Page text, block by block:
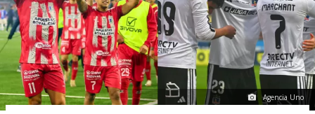
Agencia Uno